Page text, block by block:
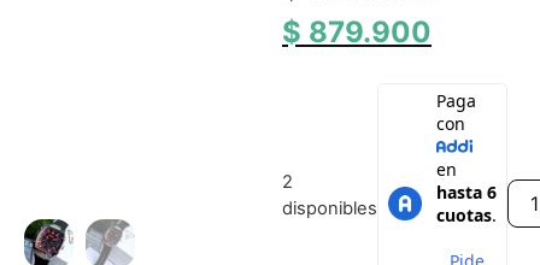
$ 879.900
2
disponibles